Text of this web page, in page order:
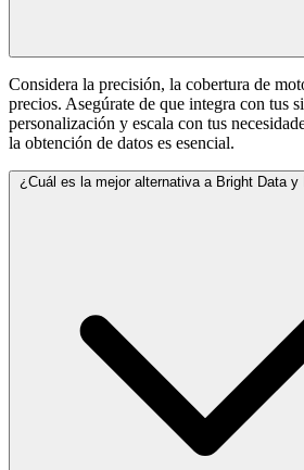
Considera la precisión, la cobertura de
precios. Asegúrate de que integra con tus
personalización y escala con tus
la obtención de datos es esencial.
¿Cuál es la mejor alternativa a Bright Data y